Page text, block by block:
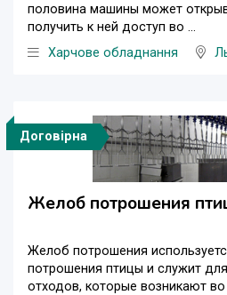
половина машины может
получить к ней доступ во ...
Харчове обладнання
Договірна
Желоб потрошения
Желоб потрошения
потрошения птицы и служит
отходов, которые возникают